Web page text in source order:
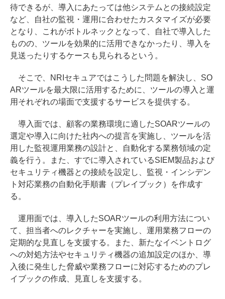
待できるが、導入にあたっては他システムとの接続設定
など、自社の監視・運用に合わせたカスタマイズが必要
となり、これがボトルネックとなって、自社で導入した
ものの、ツールを効果的に活用できなかったり、導入を
見送ったりするケースも見られるという。
そこで、NRIセキュアではこうした問題を解決し、SO
ARツールを最大限に活用するために、ツールの導入と運
用それぞれの場面で支援するサービスを提供する。
導入面では、顧客の業務環境に適したSOARツールの
選定や導入に向けた社内への提言を実施し、ツールを活
用した監視運用業務の設計と、自動化する業務領域の定
義を行う。また、すでに導入されているSIEM製品および
セキュリティ機器との接続を設定し、監視・インシデン
ト対応業務の自動化手順書（プレイブック）を作成す
る。
運用面では、導入したSOARツールの利用方法につい
て、担当者へのレクチャーを実施し、運用業務フローの
定期的な見直しを支援する。また、新たなイベントログ
への対処方法やセキュリティ機器の追加設定のほか、導
入後に発生した脅威や業務フローに対応するためのプレ
イブックの作成、見直しを支援する。